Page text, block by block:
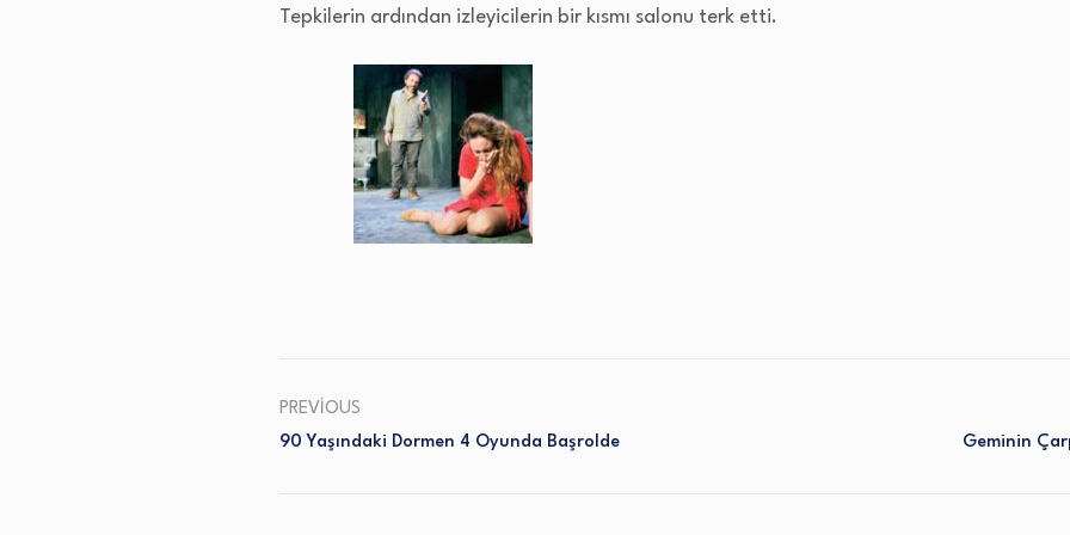
Tepkilerin ardından izleyicilerin bir kısmı salonu terk etti.
PREVIOUS
90 Yaşındaki Dormen 4 Oyunda Başrolde
Geminin